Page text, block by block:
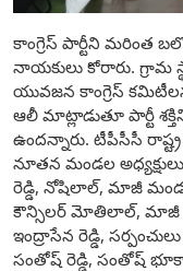
కాంగ్రెస్ పార్టీని మరింత
నాయకులు కోరారు.
యువజన కాంగ్రెస్
ఆలీ మాట్లాడుతూ పార్టీ
ఉందన్నారు. టీపీసీసీ రాష్ట్ర
నూతన మండల
రెడ్డి, నోషిలాల్, మాజీ
కౌన్సిలర్ మోతిలాల్, మాజీ
ఇంద్రాసేన రెడ్డి,
సంతోష్ రెడ్డి, సంతోష్